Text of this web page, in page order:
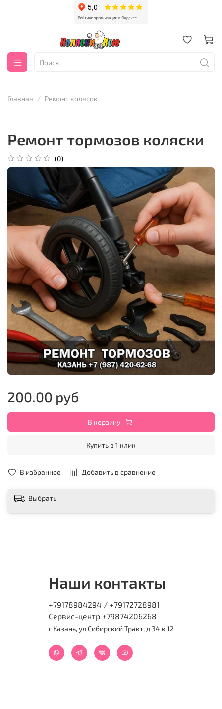
Главная Ремонт колясок
Ремонт тормозов коляски
(0)
В избранное Добавить в сравнение
200.00 руб
В корзину
Купить в 1 клик
Выбрать
Наши контакты
+79178984294 / +79172728981
Сервис-центр +79874206268
г Казань, ул Сибирский Тракт, д 34 к 12